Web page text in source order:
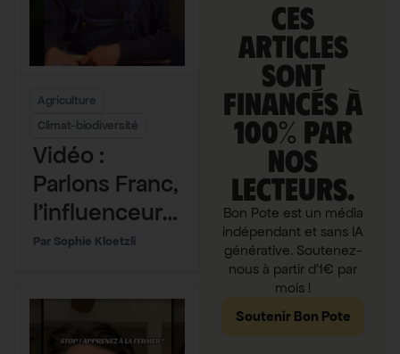
Agriculture
Climat-biodiversité
Vidéo :
Parlons Franc,
l’influenceur
qui aime
(trop) la
viande rouge
Sophie Kloetzli
Ces
articles
sont
financés à
100% par
nos
lecteurs.
Bon Pote est un média
indépendant et sans IA
générative. Soutenez-
nous à partir d'1€ par
mois !
Soutenir Bon Pote